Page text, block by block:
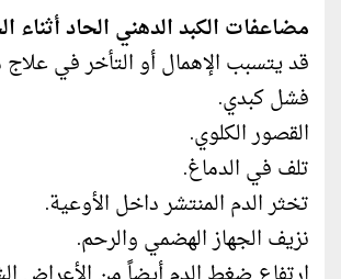
مضاعفات الكبد الدهني الحاد أثناء
قد يتسبب الإهمال أو التأخر في
فشل كبدي.
القصور الكلوي.
تلف في الدماغ.
تخثر الدم المنتشر داخل الأوعية.
نزيف الجهاز الهضمي والرحم.